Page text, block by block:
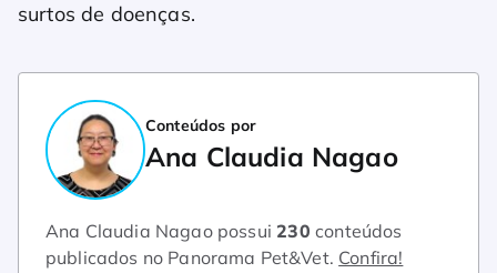
surtos de doenças.
Conteúdos por
Ana Claudia Nagao
Ana Claudia Nagao possui 230 conteúdos
publicados no Panorama Pet&Vet. Confira!